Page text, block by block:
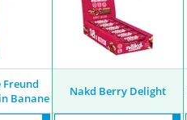
Freund
Banane
Nakd Berry Delight